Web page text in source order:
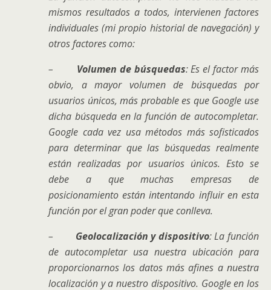
mismos resultados a todos, intervienen factores
individuales (mi propio historial de navegación) y
otros factores como:
– Volumen de búsquedas: Es el factor más
obvio, a mayor volumen de búsquedas por
usuarios únicos, más probable es que Google use
dicha búsqueda en la función de autocompletar.
Google cada vez usa métodos más sofisticados
para determinar que las búsquedas realmente
están realizadas por usuarios únicos. Esto se
debe a que muchas empresas de
posicionamiento están intentando influir en esta
función por el gran poder que conlleva.
– Geolocalización y dispositivo: La función
de autocompletar usa nuestra ubicación para
proporcionarnos los datos más afines a nuestra
localización y a nuestro dispositivo. Google en los